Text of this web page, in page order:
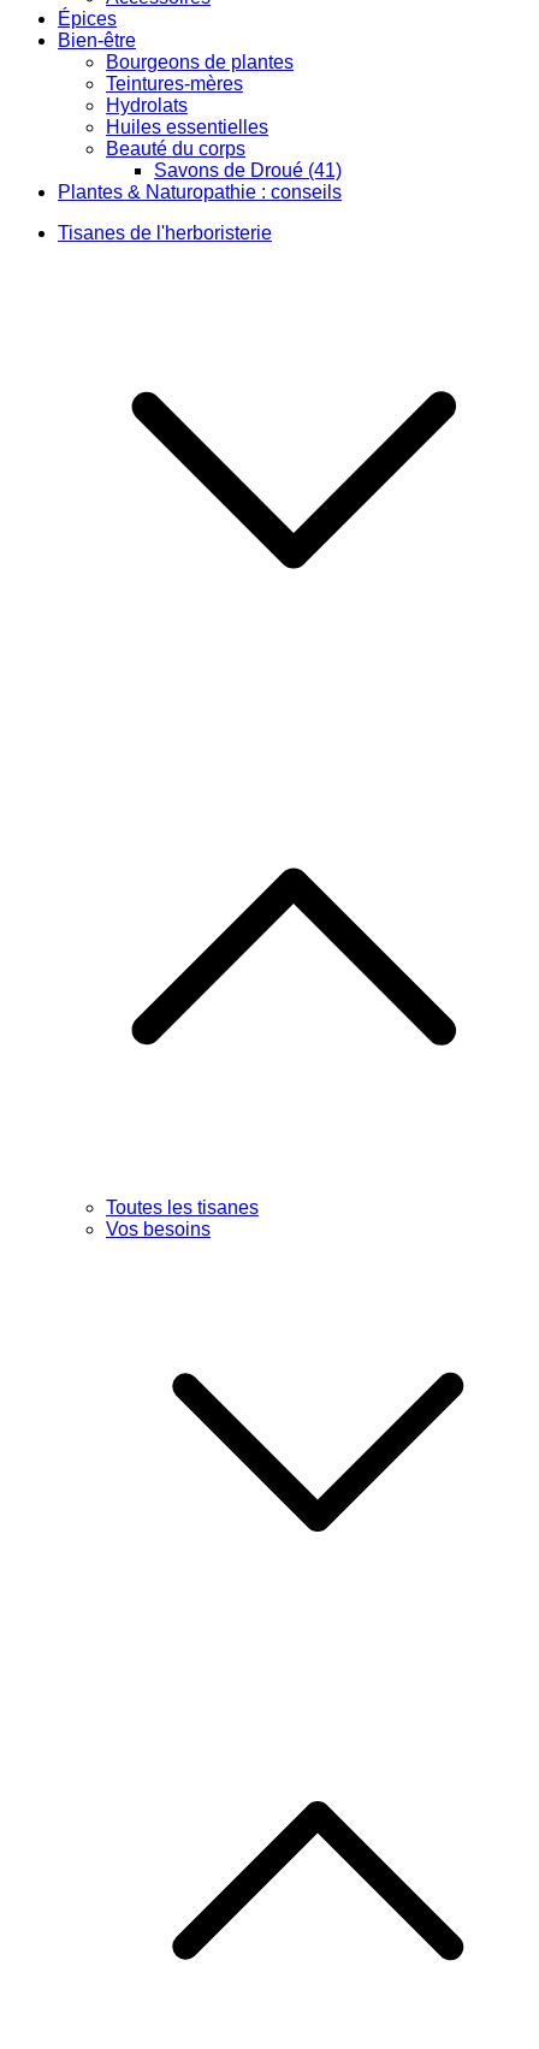
Épices
Bien-être
Bourgeons de plantes
Teintures-mères
Hydrolats
Huiles essentielles
Beauté du corps
Savons de Droué (41)
Plantes & Naturopathie : conseils
Tisanes de l'herboristerie
Toutes les tisanes
Vos besoins